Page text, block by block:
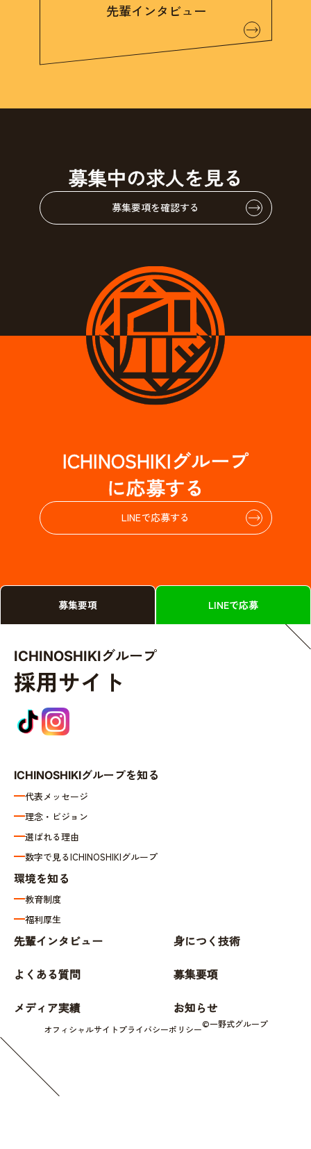
先輩インタビュー
募集中の求人を見る
募集要項を確認する
ICHINOSHIKIグループ
に応募する
LINEで応募する
ICHINOSHIKIグループ
採用サイト
ICHINOSHIKIグループを知る
代表メッセージ
理念・ビジョン
選ばれる理由
数字で見るICHINOSHIKIグループ
環境を知る
教育制度
福利厚生
先輩インタビュー
身につく技術
よくある質問
募集要項
メディア実績
お知らせ
オフィシャルサイトプライバシーポリシー©一野式グループ
募集要項 LINEで応募